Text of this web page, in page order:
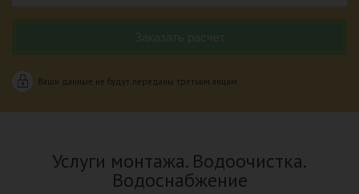
Ваши данные не будут переданы третьим лицам
Услуги монтажа. Водоочистка.
Водоснабжение